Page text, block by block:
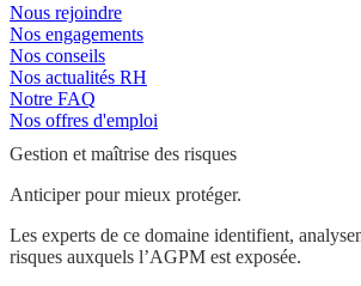
Nous rejoindre
Nos engagements
Nos conseils
Nos actualités RH
Notre FAQ
Nos offres d'emploi
Gestion et maîtrise des risques
Anticiper pour mieux protéger.
Les experts de ce domaine identifient,
risques auxquels l’AGPM est exposée.